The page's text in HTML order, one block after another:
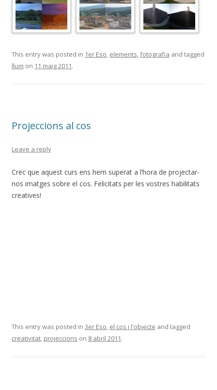
This entry was posted in 1er Eso elements fotografia and tagged
llum on 11 maig 2011.
Projeccions al cos
Leave a reply
Crec que aquest curs ens hem superat a l’hora de projectar-
nos imatges sobre el cos. Felicitats per les vostres habilitats
creatives!
This entry was posted in 3er Eso el cos i l'objecte and tagged
creativitat projeccions on 8 abril 2011.